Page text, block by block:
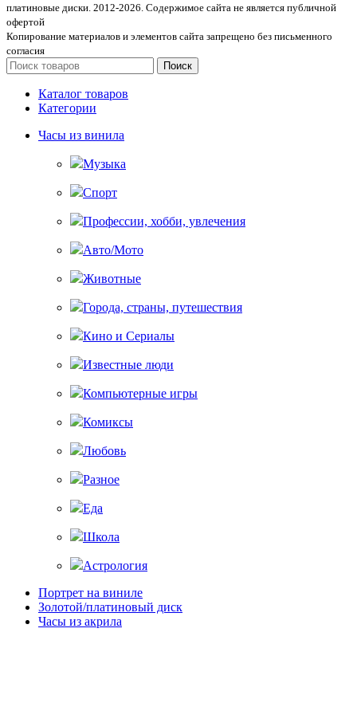
платиновые диски. 2012-2026. Содержимое сайта не является публичной
офертой
Копирование материалов и элементов сайта запрещено без письменного
согласия
Поиск
Каталог товаров
Категории
Часы из винила
Музыка
Спорт
Профессии, хобби, увлечения
Авто/Мото
Животные
Города, страны, путешествия
Кино и Сериалы
Известные люди
Компьютерные игры
Комиксы
Любовь
Разное
Еда
Школа
Астрология
Портрет на виниле
Золотой/платиновый диск
Часы из акрила